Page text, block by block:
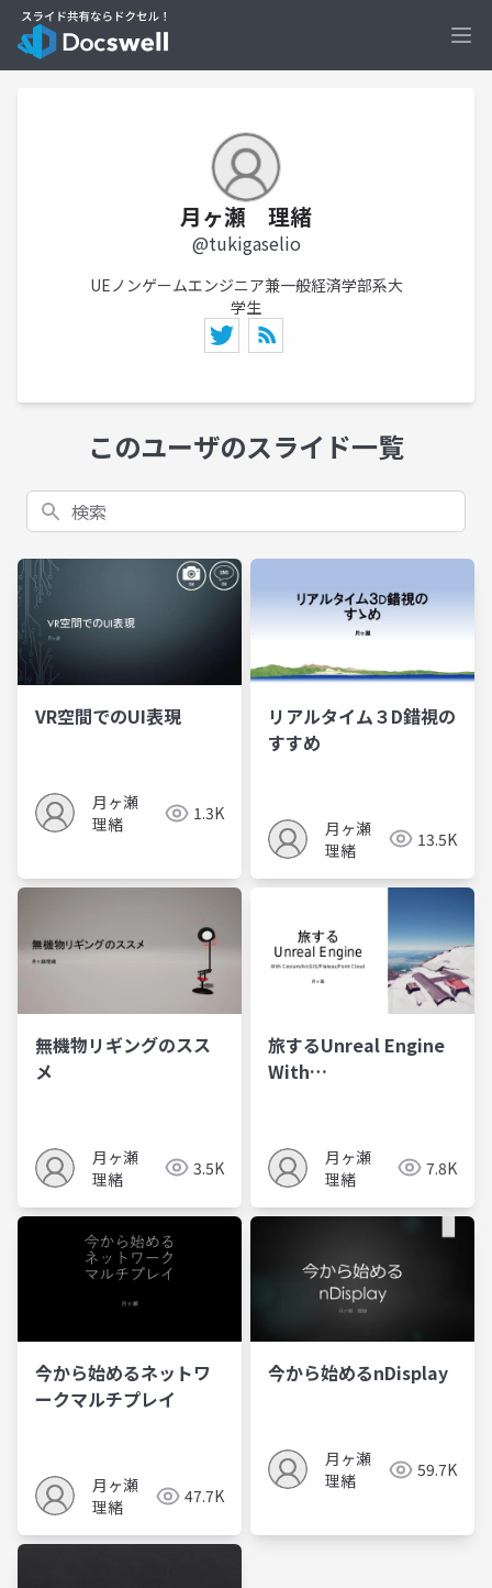
月ヶ瀬 理緒
@tukigaselio
UEノンゲームエンジニア兼一般経済学部系大
学生
このユーザのスライド一覧
検索
VR空間でのUI表現
月ヶ瀬
理緒
1.3K
リアルタイム３D錯視の
すすめ
月ヶ瀬
理緒
13.5K
無機物リギングのスス
メ
月ヶ瀬
理緒
3.5K
旅するUnreal Engine
With
月ヶ瀬
理緒
7.8K
今から始めるネットワ
ークマルチプレイ
月ヶ瀬
理緒
47.7K
今から始めるnDisplay
月ヶ瀬
理緒
59.7K